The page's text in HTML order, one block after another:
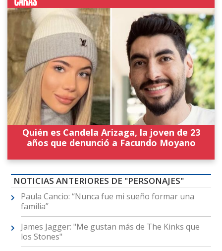
Quién es Candela Arizaga, la joven de 23
años que denunció a Facundo Moyano
NOTICIAS ANTERIORES DE "PERSONAJES"
Paula Cancio: “Nunca fue mi sueño formar una
familia”
James Jagger: "Me gustan más de The Kinks que
los Stones"